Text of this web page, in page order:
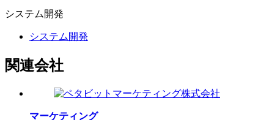
システム 開発
システム開発
関連会社
マーケティング